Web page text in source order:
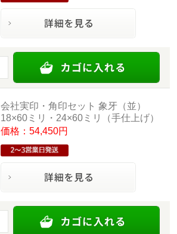
会社実印・角印セット 象牙（並）
18×60ミリ・24×60ミリ（手仕上げ）
価格：54,450円